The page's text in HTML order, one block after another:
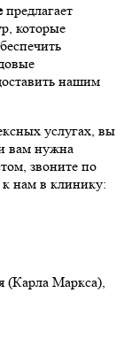
предлагает
которые
нашим
услугах, вы
вам нужна
звоните по
нам в клинику:
(Карла Маркса),